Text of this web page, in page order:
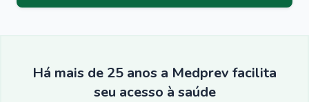
Há mais de 25 anos a Medprev facilita
seu acesso à saúde